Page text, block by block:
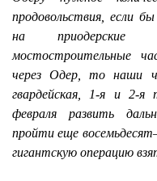
продовольствия, если
на приодерские
мостостроительные
через Одер, то наши
гвардейская, 1-я и 2-
февраля развить
пройти еще
гигантскую операцию